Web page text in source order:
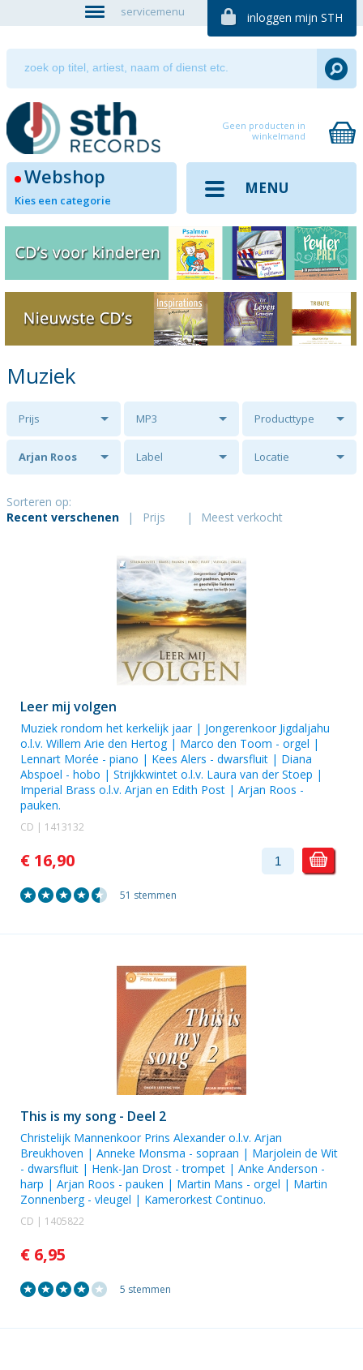
servicemenu inloggen mijn STH
Geen producten in
winkelmand
Webshop
Kies een categorie
MENU
Muziek
Prijs MP3 Producttype
Arjan Roos Label Locatie
Sorteren op:
Recent verschenen
| Prijs | Meest verkocht
Leer mij volgen
Muziek rondom het kerkelijk jaar | Jongerenkoor Jigdaljahu
o.l.v. Willem Arie den Hertog | Marco den Toom - orgel |
Lennart Morée - piano | Kees Alers - dwarsfluit | Diana
Abspoel - hobo | Strijkkwintet o.l.v. Laura van der Stoep |
Imperial Brass o.l.v. Arjan en Edith Post | Arjan Roos -
pauken.
CD | 1413132
€ 16,90
51 stemmen
This is my song - Deel 2
Christelijk Mannenkoor Prins Alexandero.l.v. Arjan
Breukhoven | Anneke Monsma - sopraan | Marjolein de Wit
- dwarsfluit | Henk-Jan Drost - trompet | Anke Anderson -
harp | Arjan Roos - pauken | Martin Mans - orgel | Martin
Zonnenberg- vleugel | Kamerorkest Continuo.
CD | 1405822
€ 6,95
5 stemmen